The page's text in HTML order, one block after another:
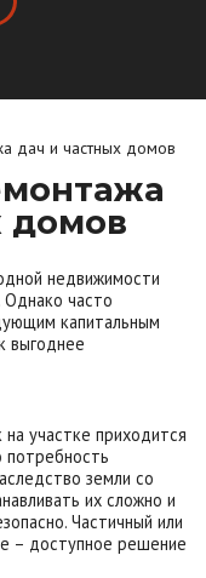
дач и частных домов
домов
недвижимости
Однако часто
капитальным
выгоднее
участке приходится
потребность
земли со
их сложно и
Частичный или
– доступное решение